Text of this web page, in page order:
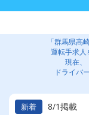
「群馬県高
運転手求人
現在、
ドライバ
新着
8/1掲載